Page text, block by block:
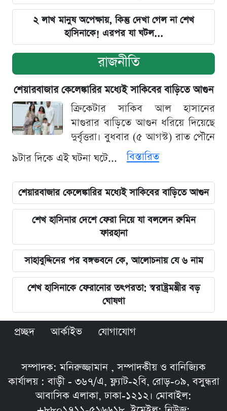
২ লাখ মানুষ অপেক্ষায়, কিন্তু দেখা গেল না শেখ
হাসিনাকে! এরপর যা ঘটল...
রাজনীতি
শেয়ারবাজার কেলেঙ্কারির মধ্যেই সাকিবের বাড়িতে আগুন
ক্রিকেটার সাকিব আল হাসানের
মাগুরার বাড়িতে আগুন ধরিয়ে দিয়েছে
দুর্বৃত্তরা। বুধবার (৫ আগস্ট) রাত পৌনে
৯টার দিকে এই ঘটনা ঘটে...
বিস্তারিত
শেয়ারবাজার কেলেঙ্কারির মধ্যেই সাকিবের বাড়িতে আগুন
শেখ হাসিনার দেশে ফেরা নিয়ে যা বললেন রুমিন
ফারহানা
সাহাবুদ্দিনের পর বঙ্গভবনে কে, আলোচনায় যে ৬ নাম
শেখ হাসিনাকে ফেরানোর তৎপরতা: স্বরাষ্ট্রমন্ত্রীর বড়
ঘোষণা
প্রচ্ছদ আর্কাইভ যোগাযোগ
সম্পাদক: মনিরুজ্জামান , সম্পাদকীয় ও বানিজ্যিক
কার্যালয় : বাড়ী - ৩৬৭/এ, ফ্ল্যাট-২বি, রোড়-০৯, বসুন্ধরা
আবাসিক এলাকা, ঢাকা-১২১২। মোবাইল: